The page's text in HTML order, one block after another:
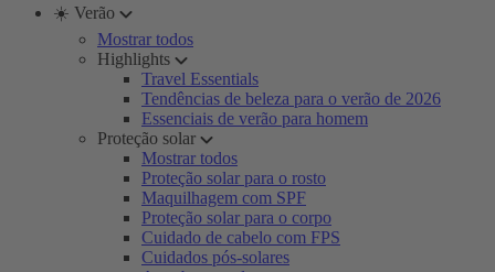
☀️ Verão
Mostrar todos
Highlights
Travel Essentials
Tendências de beleza para o verão de 2026
Essenciais de verão para homem
Proteção solar
Mostrar todos
Proteção solar para o rosto
Maquilhagem com SPF
Proteção solar para o corpo
Cuidado de cabelo com FPS
Cuidados pós-solares